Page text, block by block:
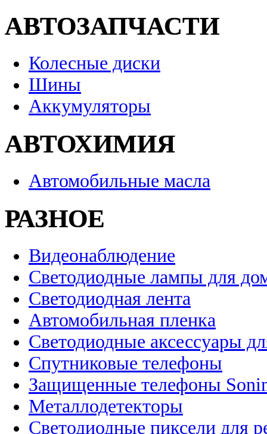
АВТОЗАПЧАСТИ
Колесные диски
Шины
Аккумуляторы
АВТОХИМИЯ
Автомобильные масла
РАЗНОЕ
Видеонаблюдение
Светодиодные лампы для
Светодиодная лента
Автомобильная пленка
Светодиодные аксессуары
Спутниковые телефоны
Защищенные телефоны
Металлодетекторы
Светодиодные пиксели для